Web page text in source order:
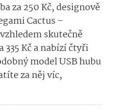
za 250 Kč, designově
Cactus –
skutečně
Kč a nabízí čtyři
model USB hubu
za něj víc,